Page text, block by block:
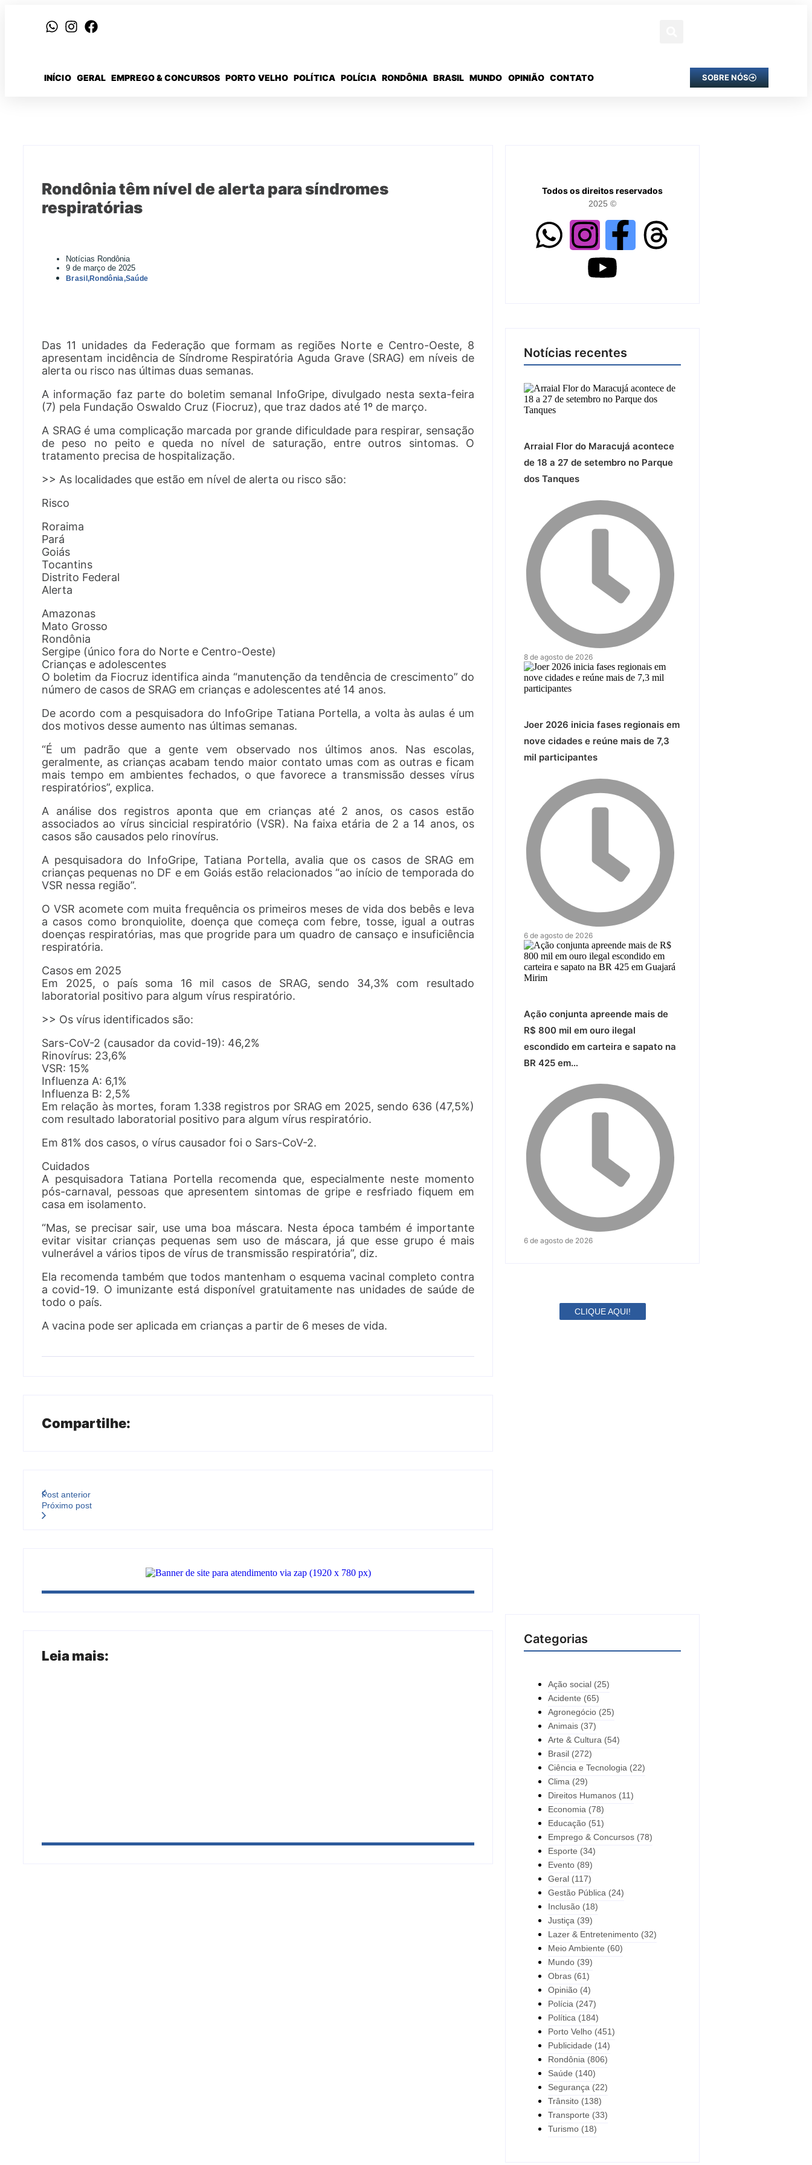
INÍCIO GERAL EMPREGO & CONCURSOS PORTO VELHO POLÍTICA POLÍCIA RONDÔNIA BRASIL MUNDO OPINIÃO CONTATO SOBRE NÓS
Rondônia têm nível de alerta para síndromes
respiratórias
Notícias Rondônia
9 de março de 2025
Brasil ,Rondônia,Saúde
Das 11 unidades da Federação que formam as regiões Norte e Centro-Oeste, 8
apresentam incidência de Síndrome Respiratória Aguda Grave (SRAG) em níveis de
alerta ou risco nas últimas duas semanas.
A informação faz parte do boletim semanal InfoGripe, divulgado nesta sexta-feira
(7) pela Fundação Oswaldo Cruz (Fiocruz), que traz dados até 1º de março.
A SRAG é uma complicação marcada por grande dificuldade para respirar, sensação
de peso no peito e queda no nível de saturação, entre outros sintomas. O
tratamento precisa de hospitalização.
>> As localidades que estão em nível de alerta ou risco são:
Risco
Roraima
Pará
Goiás
Tocantins
Distrito Federal
Alerta
Amazonas
Mato Grosso
Rondônia
Sergipe (único fora do Norte e Centro-Oeste)
Crianças e adolescentes
O boletim da Fiocruz identifica ainda “manutenção da tendência de crescimento” do
número de casos de SRAG em crianças e adolescentes até 14 anos.
De acordo com a pesquisadora do InfoGripe Tatiana Portella, a volta às aulas é um
dos motivos desse aumento nas últimas semanas.
“É um padrão que a gente vem observado nos últimos anos. Nas escolas,
geralmente, as crianças acabam tendo maior contato umas com as outras e ficam
mais tempo em ambientes fechados, o que favorece a transmissão desses vírus
respiratórios”, explica.
A análise dos registros aponta que em crianças até 2 anos, os casos estão
associados ao vírus sincicial respiratório (VSR). Na faixa etária de 2 a 14 anos, os
casos são causados pelo rinovírus.
A pesquisadora do InfoGripe, Tatiana Portella, avalia que os casos de SRAG em
crianças pequenas no DF e em Goiás estão relacionados “ao início de temporada do
VSR nessa região”.
O VSR acomete com muita frequência os primeiros meses de vida dos bebês e leva
a casos como bronquiolite, doença que começa com febre, tosse, igual a outras
doenças respiratórias, mas que progride para um quadro de cansaço e insuficiência
respiratória.
Casos em 2025
Em 2025, o país soma 16 mil casos de SRAG, sendo 34,3% com resultado
laboratorial positivo para algum vírus respiratório.
>> Os vírus identificados são:
Sars-CoV-2 (causador da covid-19): 46,2%
Rinovírus: 23,6%
VSR: 15%
Influenza A: 6,1%
Influenza B: 2,5%
Em relação às mortes, foram 1.338 registros por SRAG em 2025, sendo 636 (47,5%)
com resultado laboratorial positivo para algum vírus respiratório.
Em 81% dos casos, o vírus causador foi o Sars-CoV-2.
Cuidados
A pesquisadora Tatiana Portella recomenda que, especialmente neste momento
pós-carnaval, pessoas que apresentem sintomas de gripe e resfriado fiquem em
casa em isolamento.
“Mas, se precisar sair, use uma boa máscara. Nesta época também é importante
evitar visitar crianças pequenas sem uso de máscara, já que esse grupo é mais
vulnerável a vários tipos de vírus de transmissão respiratória”, diz.
Ela recomenda também que todos mantenham o esquema vacinal completo contra
a covid-19. O imunizante está disponível gratuitamente nas unidades de saúde de
todo o país.
A vacina pode ser aplicada em crianças a partir de 6 meses de vida.
Compartilhe:
Post anterior
Próximo post
Leia mais:
Todos os direitos reservados
2025 ©
Notícias recentes
Arraial Flor do Maracujá acontece
de 18 a 27 de setembro no Parque
dos Tanques
8 de agosto de 2026
Joer 2026 inicia fases regionais em
nove cidades e reúne mais de 7,3
mil participantes
6 de agosto de 2026
Ação conjunta apreende mais de
R$ 800 mil em ouro ilegal
escondido em carteira e sapato na
BR 425 em…
6 de agosto de 2026
CLIQUE AQUI!
Categorias
Ação social (25)
Acidente (65)
Agronegócio (25)
Animais (37)
Arte & Cultura (54)
Brasil (272)
Ciência e Tecnologia (22)
Clima (29)
Direitos Humanos (11)
Economia (78)
Educação (51)
Emprego & Concursos (78)
Esporte (34)
Evento (89)
Geral (117)
Gestão Pública (24)
Inclusão (18)
Justiça (39)
Lazer & Entretenimento (32)
Meio Ambiente (60)
Mundo (39)
Obras (61)
Opinião (4)
Polícia (247)
Política (184)
Porto Velho (451)
Publicidade (14)
Rondônia (806)
Saúde (140)
Segurança (22)
Trânsito (138)
Transporte (33)
Turismo (18)